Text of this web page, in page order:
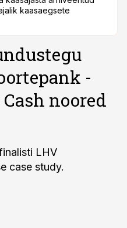
kaasaegsete
-
noored
LHV
case study.